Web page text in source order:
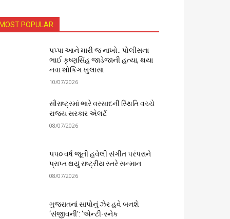
MOST POPULAR
પપ્પા આને મારી જ નાખો.. પોલીસના
ભાઈ કૃષ્ણસિંહ જાડેજાની હત્યા, થયા
નવા શોકિંગ ખુલાસા
10/07/2026
સૌરાષ્ટ્રમાં ભારે વરસાદની સ્થિતિ વચ્ચે
રાજ્ય સરકાર એલર્ટ
08/07/2026
૫૫૦ વર્ષ જૂની હવેલી સંગીત પરંપરાને
પ્રાપ્ત થયું રાષ્ટ્રીય સ્તરે સન્માન
08/07/2026
ગુજરાતનાં સાપોનું ઝેર હવે બનશે
‘સંજીવની’: ‘એન્ટી-સ્નેક